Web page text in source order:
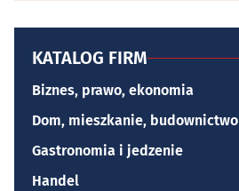
KATALOG FIRM
Biznes, prawo, ekonomia
Dom, mieszkanie, budownictwo
Gastronomia i jedzenie
Handel